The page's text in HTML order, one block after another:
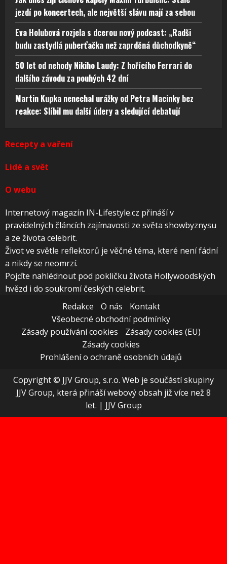
jezdí po koncertech, ale největší slávu mají za sebou
Eva Holubová rozjela s dcerou nový podcast: „Radši
budu zastydlá puberťačka než zaprděná důchodkyně“
50 let od nehody Nikiho Laudy: Z hořícího Ferrari do
dalšího závodu za pouhých 42 dní
Martin Kupka nenechal urážky od Petra Macinky bez
reakce: Slíbil mu další údery a sledující debatují
Recepty a vaření
Lidé a svět
O webu
Internetový magazín IN-Lifestyle.cz přináší v
pravidelných článcích zajímavosti ze světa showbyznysu
a ze života celebrit.
Život ve světle reflektorů je věčné téma, které není fádní
a nikdy se neomrzí.
Pojďte nahlédnout pod pokličku života Hollywoodských
hvězd i do soukromí českých celebrit.
Redakce
O nás
Kontakt
Všeobecné obchodní podmínky
Zásady používání cookies
Zásady cookies (EU)
Zásady cookies
Prohlášení o ochraně osobních údajů
Copyright © JJV Group, s.r.o. Web je součástí skupiny
JJV Group, která přináší webový obsah již více než 8
let. | JJV Group